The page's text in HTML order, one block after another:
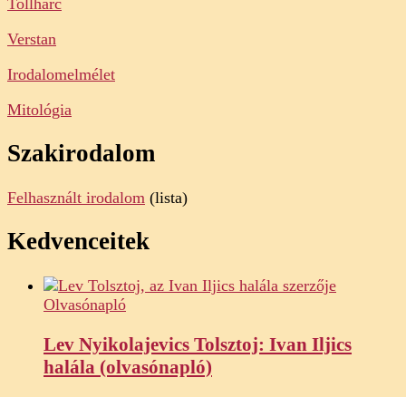
Tollharc
Verstan
Irodalomelmélet
Mitológia
Szakirodalom
Felhasznált irodalom (lista)
Kedvenceitek
Olvasónapló
Lev Nyikolajevics Tolsztoj: Ivan Iljics
halála (olvasónapló)